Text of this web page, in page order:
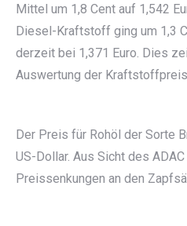
Mittel um 1,8 Cent auf 1,542
Diesel-Kraftstoff ging um 1,3
derzeit bei 1,371 Euro. Dies
Auswertung der
Der Preis für Rohöl der Sorte
US-Dollar. Aus Sicht des
Preissenkungen an den